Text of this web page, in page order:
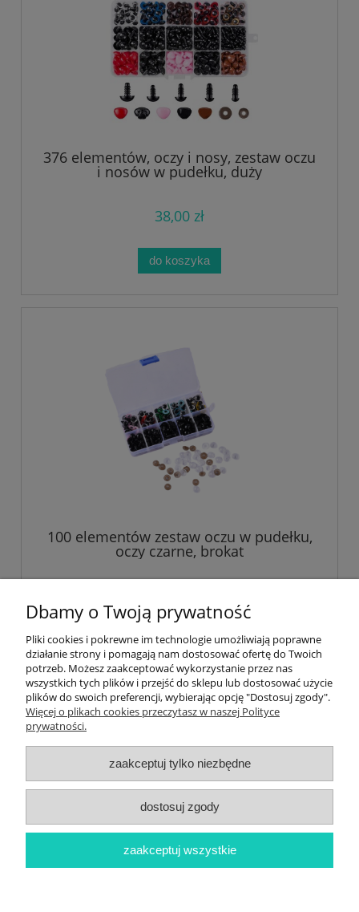
376 elementów, oczy i nosy, zestaw oczu
i nosów w pudełku, duży
38,00 zł
do koszyka
100 elementów zestaw oczu w pudełku,
oczy czarne, brokat
do koszyka
Informacje
Newsletter
Twoje konto
Płatności i dostawa
Dbamy o Twoją prywatność
Pliki cookies i pokrewne im technologie umożliwiają poprawne
działanie strony i pomagają nam dostosować ofertę do Twoich
potrzeb. Możesz zaakceptować wykorzystanie przez nas
wszystkich tych plików i przejść do sklepu lub dostosować użycie
plików do swoich preferencji, wybierając opcję "Dostosuj zgody".
Więcej o plikach cookies przeczytasz w naszej Polityce
prywatności.
zaakceptuj tylko niezbędne
dostosuj zgody
zaakceptuj wszystkie